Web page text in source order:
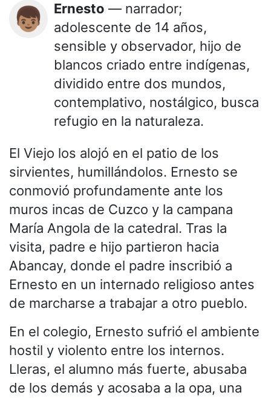
👦🏽 Ernesto — narrador;
adolescente de 14 años,
sensible y observador, hijo de
blancos criado entre indígenas,
dividido entre dos mundos,
contemplativo, nostálgico, busca
refugio en la naturaleza.
El Viejo los alojó en el patio de los
sirvientes, humillándolos. Ernesto se
conmovió profundamente ante los
muros incas de Cuzco y la campana
María Angola de la catedral. Tras la
visita, padre e hijo partieron hacia
Abancay, donde el padre inscribió a
Ernesto en un internado religioso antes
de marcharse a trabajar a otro pueblo.
En el colegio, Ernesto sufrió el ambiente
hostil y violento entre los internos.
Lleras, el alumno más fuerte, abusaba
de los demás y acosaba a la opa, una